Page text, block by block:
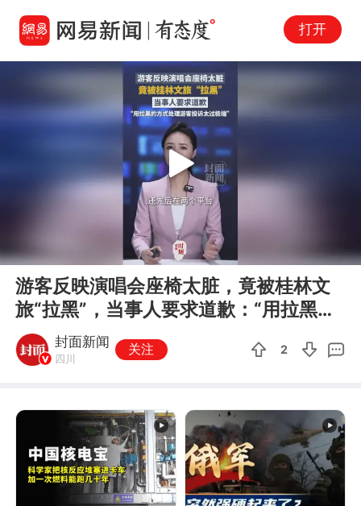
打开
00:00
Play
游客反映演唱会座椅太脏，竟被桂林文
旅“拉黑”，当事人要求道歉：“用拉黑的
方式处理游客投诉太过极端。”...
封面新闻
四川
关注 2